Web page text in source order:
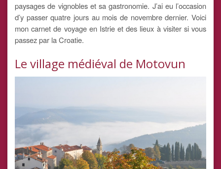
paysages de vignobles et sa gastronomie. J’ai eu l’occasion
d’y passer quatre jours au mois de novembre dernier. Voici
mon carnet de voyage en Istrie et des lieux à visiter si vous
passez par la Croatie.
Le village médiéval de Motovun